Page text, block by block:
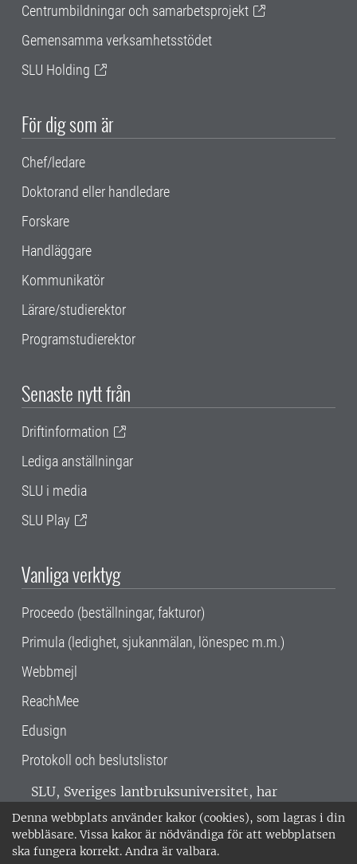
Denna webbplats använder kakor (cookies), som lagras i din
webbläsare. Vissa kakor är nödvändiga för att webbplatsen
ska fungera korrekt. Andra är valbara.
Centrumbildningar och samarbetsprojekt
Gemensamma verksamhetsstödet
SLU Holding
För dig som är
Chef/ledare
Doktorand eller handledare
Forskare
Handläggare
Kommunikatör
Lärare/studierektor
Programstudierektor
Senaste nytt från
Driftinformation
Lediga anställningar
SLU i media
SLU Play
Vanliga verktyg
Proceedo (beställningar, fakturor)
Primula (ledighet, sjukanmälan, lönespec m.m.)
Webbmejl
ReachMee
Edusign
Protokoll och beslutslistor
SLU, Sveriges lantbruksuniversitet, har
verksamhet över hela Sverige. Huvudorter är
Alnarp, Uppsala och Umeå.SLU är
miljöcertifierat enligt ISO 14001. •